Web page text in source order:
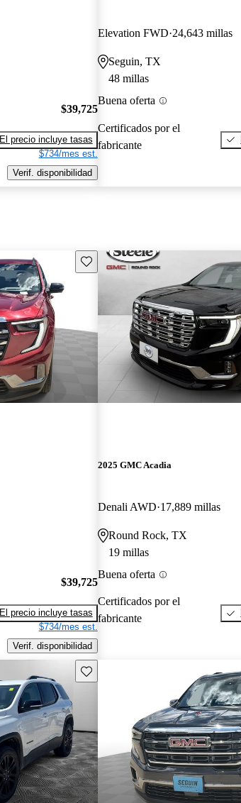
$39,725
El precio incluye tasas
$734/mes est.
Verif. disponibilidad
Elevation FWD 24,643 millas
Seguin, TX
48 millas
Buena oferta
Certificados por el
fabricante
Guarda este Aviso
$39,725
El precio incluye tasas
$734/mes est.
Verif. disponibilidad
2025 GMC Acadia
Denali AWD 17,889 millas
Round Rock, TX
19 millas
Buena oferta
Certificados por el
fabricante
Guarda este Aviso